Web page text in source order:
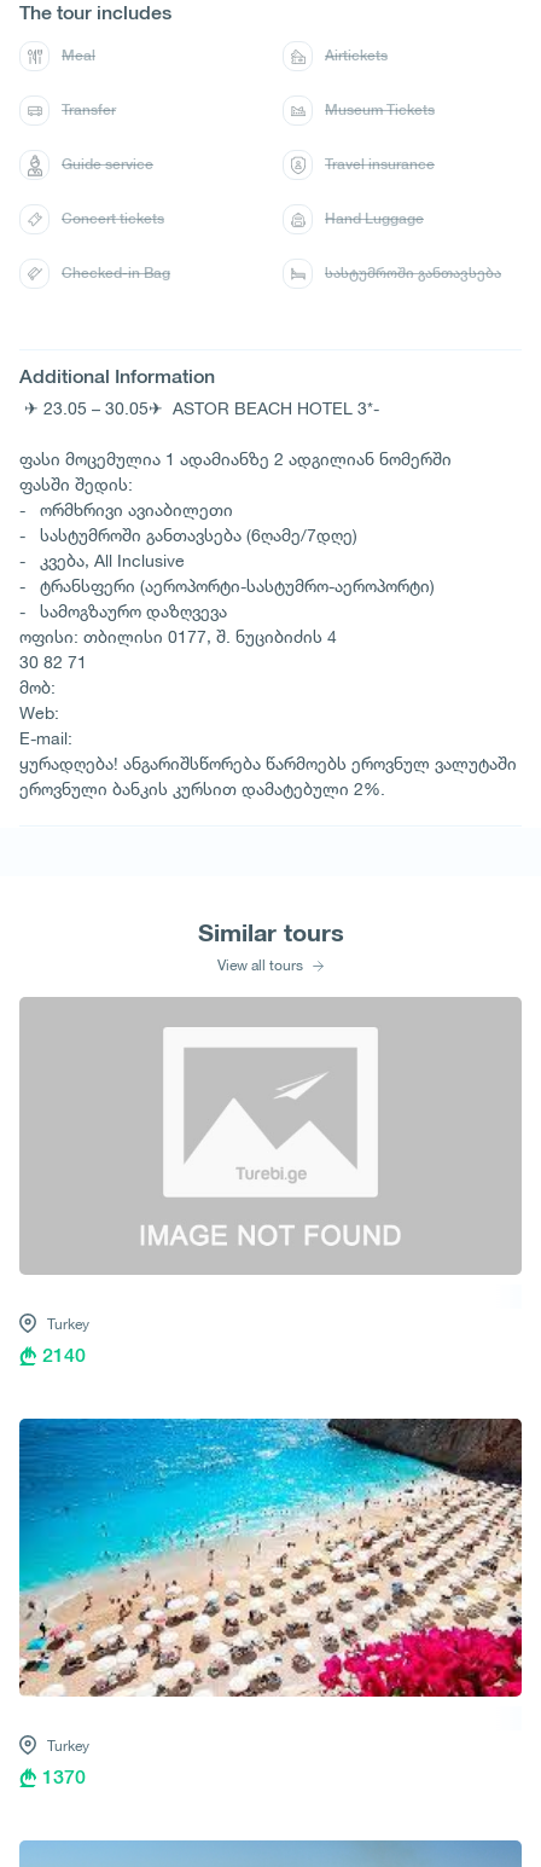
Additional Information
✈ 23.05 – 30.05✈ ASTOR BEACH HOTEL 3*-
ფასი მოცემულია 1 ადამიანზე 2 ადგილიან ნომერში
ფასში შედის:
- ორმხრივი ავიაბილეთი
- სასტუმროში განთავსება (6ღამე/7დღე)
- კვება, All Inclusive
- ტრანსფერი (აეროპორტი-სასტუმრო-აეროპორტი)
- სამოგზაურო დაზღვევა
ოფისი: თბილისი 0177, შ. ნუციბიძის 4
30 82 71
მობ:
Web:
E-mail:
ყურადღება! ანგარიშსწორება წარმოებს ეროვნულ ვალუტაში
ეროვნული ბანკის კურსით დამატებული 2%.
The tour includes
Meal Airtickets
Transfer Museum Tickets
Guide service Travel insurance
Concert tickets Hand Luggage
Checked-in Bag სასტუმროში განთავსება
Similar tours
View all tours
Turkey
2140
Turkey
1370